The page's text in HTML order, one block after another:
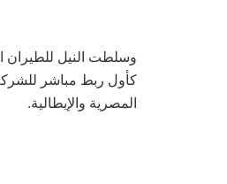
كأول ربط مباشر للشركة
المصرية والإيطالية.